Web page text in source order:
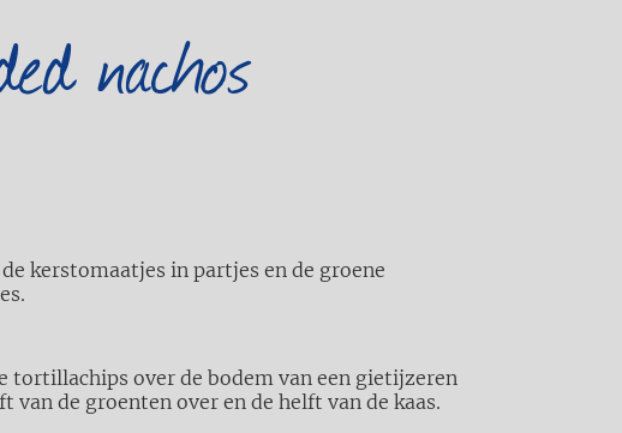
nachos
kerstomaatjes in partjes en de groene
tortillachips over de bodem van een gietijzeren
van de groenten over en de helft van de kaas.